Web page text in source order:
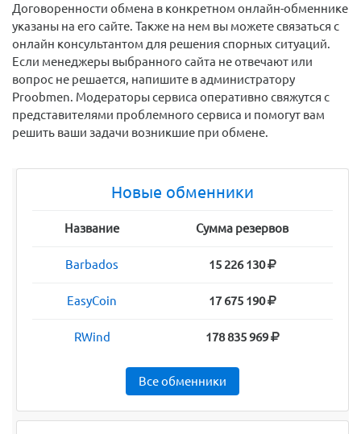
Договоренности обмена в конкретном онлайн-обменнике
указаны на его сайте. Также на нем вы можете связаться с
онлайн консультантом для решения спорных ситуаций.
Если менеджеры выбранного сайта не отвечают или
вопрос не решается, напишите в администратору
Proobmen. Модераторы сервиса оперативно свяжутся с
представителями проблемного сервиса и помогут вам
решить ваши задачи возникшие при обмене.
Новые обменники
Название Сумма резервов
Barbados 15 226 130
EasyCoin 17 675 190
RWind 178 835 969
Все обменники